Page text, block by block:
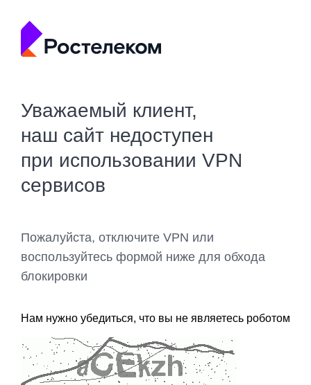
Уважаемый клиент,
наш сайт недоступен
при использовании VPN
сервисов
Пожалуйста, отключите VPN или
воспользуйтесь формой ниже для обхода
блокировки
Нам нужно убедиться, что вы не являетесь роботом